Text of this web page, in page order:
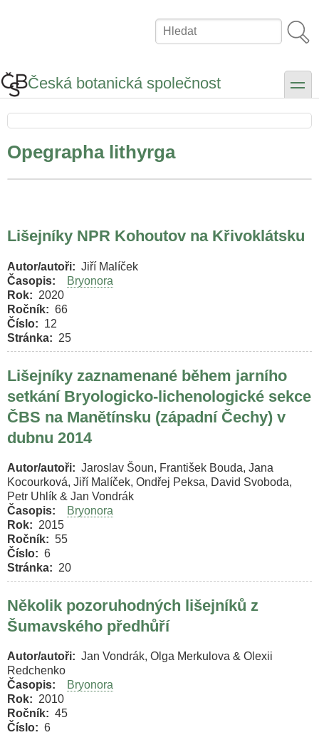
Hledat
Česká botanická společnost toggle
Opegrapha lithyrga
Lišejníky NPR Kohoutov na Křivoklátsku
Autor/autoři
Jiří Malíček
Časopis
Bryonora
Rok
2020
Ročník
66
Číslo
12
Stránka
25
Lišejníky zaznamenané během jarního
setkání Bryologicko-lichenologické sekce
ČBS na Manětínsku (západní Čechy) v
dubnu 2014
Autor/autoři
Jaroslav Šoun, František Bouda, Jana
Kocourková, Jiří Malíček, Ondřej Peksa, David Svoboda,
Petr Uhlík & Jan Vondrák
Časopis
Bryonora
Rok
2015
Ročník
55
Číslo
6
Stránka
20
Několik pozoruhodných lišejníků z
Šumavského předhůří
Autor/autoři
Jan Vondrák, Olga Merkulova & Olexii
Redchenko
Časopis
Bryonora
Rok
2010
Ročník
45
Číslo
6